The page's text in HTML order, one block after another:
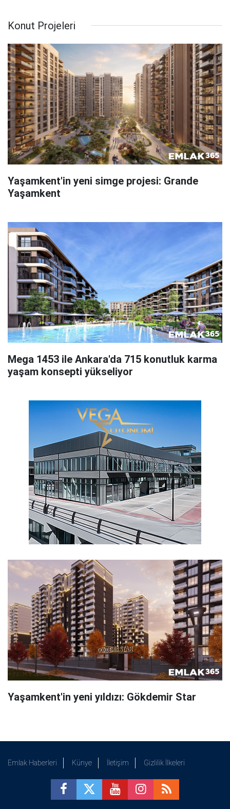
Konut Projeleri
Yaşamkent'in yeni simge projesi: Grande
Yaşamkent
Mega 1453 ile Ankara'da 715 konutluk karma
yaşam konsepti yükseliyor
Yaşamkent'in yeni yıldızı: Gökdemir Star
Emlak Haberleri Künye İletişim Gizlilik İlkeleri